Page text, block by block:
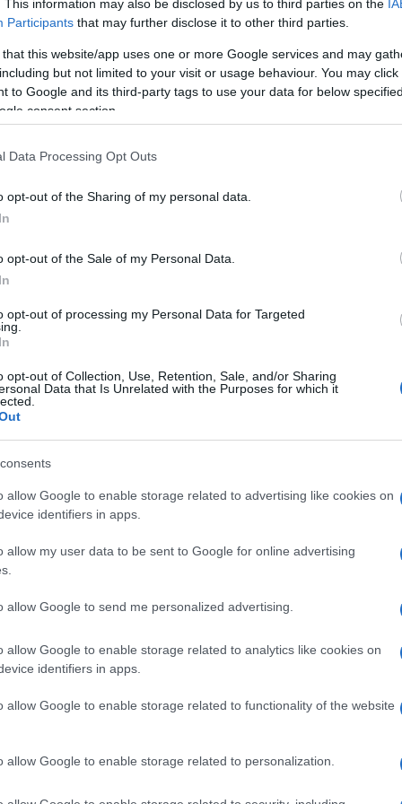
This information may also be disclosed by us to third parties on the
Participants that may further disclose it to other third parties.
this website/app uses one or more Google services and may
but not limited to your visit or usage behaviour. You may
to Google and its third-party tags to use your data for below
consent section.
Data Processing Opt Outs
opt-out of the Sharing of my personal data.
opt-out of the Sale of my Personal Data.
opt-out of processing my Personal Data for Targeted
opt-out of Collection, Use, Retention, Sale, and/or Sharing
Data that Is Unrelated with the Purposes for which it
allow Google to enable storage related to advertising like cookies on
identifiers in apps.
allow my user data to be sent to Google for online advertising
allow Google to send me personalized advertising.
allow Google to enable storage related to analytics like cookies on
identifiers in apps.
allow Google to enable storage related to functionality of the website
allow Google to enable storage related to personalization.
εκατομμύρια ευρώ
7/08/2026 - 10:43μμ
λέει ο οδηγός του φορτηγού
ΕΛΛΑΔΑ
λάβουν 2.000 ή 2.500 ευρώ
ΕΛΛΑΔΑ